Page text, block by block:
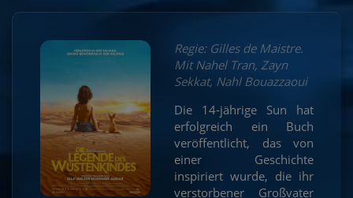
Regie: Gilles de Maistre.
Mit Nahel Tran, Zayn
Sekkat, Nahl Bouazzaoui
Die 14-jährige Sun hat
erfolgreich ein Buch
veröffentlicht, das von
einer Geschichte
inspiriert wurde, die ihr
verstorbener Großvater